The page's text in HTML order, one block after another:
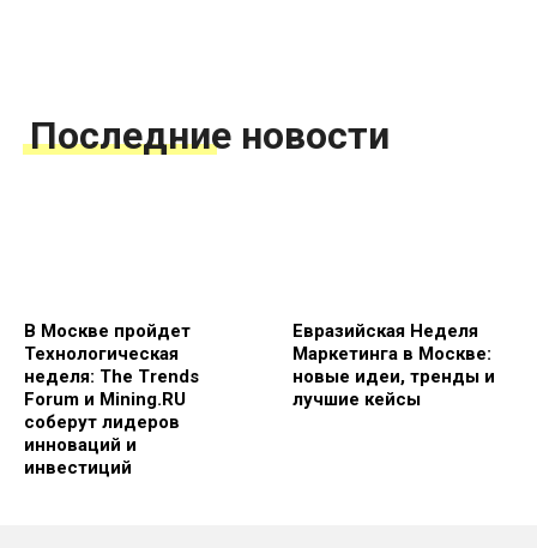
Последние новости
В Москве пройдет
Технологическая
неделя: The Trends
Forum и Mining.RU
соберут лидеров
инноваций и
инвестиций
Евразийская Неделя
Маркетинга в Москве:
новые идеи, тренды и
лучшие кейсы